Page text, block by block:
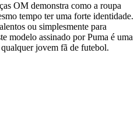
OM demonstra como a roupa
tempo ter uma forte identidade.
ou simplesmente para
modelo assinado por Puma é uma
jovem fã de futebol.